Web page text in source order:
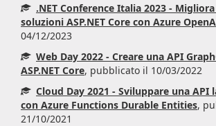
.NET Conference Italia 2023 -
soluzioni ASP.NET Core con Azure
04/12/2023
Web Day 2022 - Creare una API
ASP.NET Core, pubblicato il 10/03/2022
Cloud Day 2021 - Sviluppare una API
con Azure Functions Durable Entities,
21/10/2021